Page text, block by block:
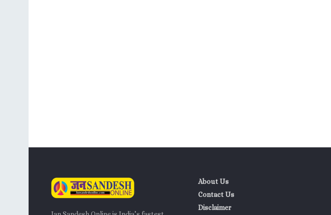
About Us
Contact Us
Disclaimer